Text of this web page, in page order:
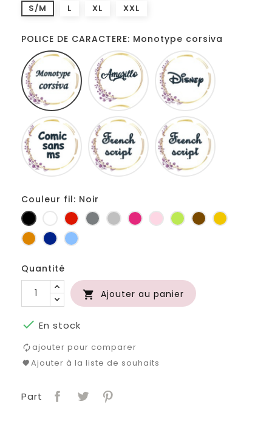
S/M L XL XXL
POLICE DE CARACTERE: Monotype corsiva
Monotype
corsiva
Amarillo
Comic
sans
ms
French
script
Couleur fil: Noir
Noir BlancRougeGris
foncé
Gris
clair
Fuchsia
RoseAnis MarronJaune
OrangeMarineBleu
Quantité
 Ajouter au panier
 En stock
ajouter pour comparer
Ajouter à la liste de souhaits
Part